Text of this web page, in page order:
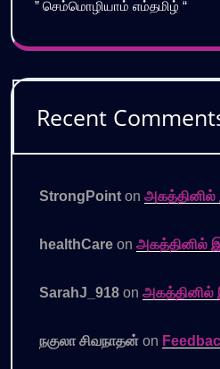
” செம்மொழியாம் எம்தமிழ் “
Recent
StrongPoint on
healthCare on அகத்தினில்
SarahJ_918 on அகத்தினில்
நகுலா சிவநாதன் on